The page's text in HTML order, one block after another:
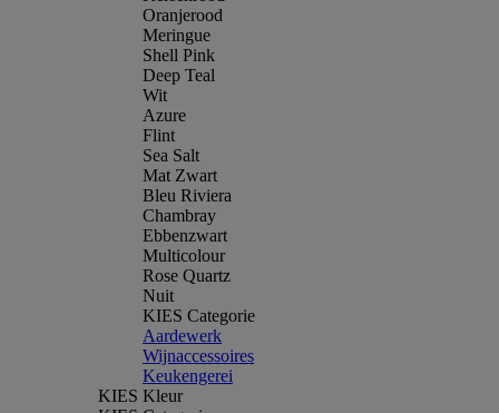
Oranjerood
Meringue
Shell Pink
Deep Teal
Wit
Azure
Flint
Sea Salt
Mat Zwart
Bleu Riviera
Chambray
Ebbenzwart
Multicolour
Rose Quartz
Nuit
KIES Categorie
Aardewerk
Wijnaccessoires
Keukengerei
KIES Kleur